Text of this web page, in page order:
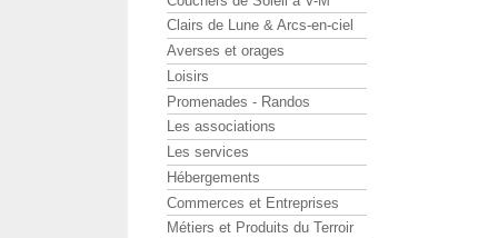
Clairs de Lune & Arcs-en-ciel
Averses et orages
Loisirs
Promenades - Randos
Les associations
Les services
Hébergements
Commerces et Entreprises
Métiers et Produits du Terroir